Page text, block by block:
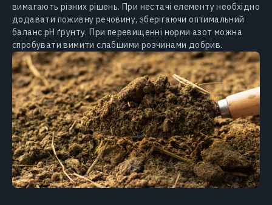
вимагають різних рішень. При нестачі елементу необхідно
додавати поживну речовину, зберігаючи оптимальний
баланс рН ґрунту. При перевищенні норми азот можна
спробувати вимити слабшими розчинами добрив.